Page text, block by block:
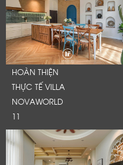
HOÀN THIỆN
THỰC TẾ VILLA
NOVAWORLD
11